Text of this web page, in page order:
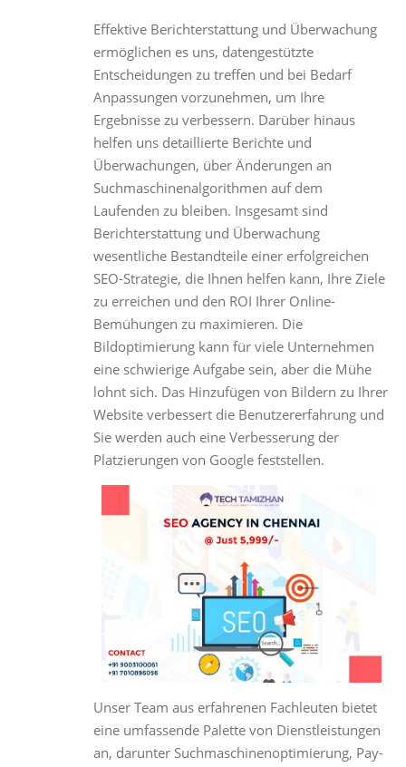
Effektive Berichterstattung und Überwachung
ermöglichen es uns, datengestützte
Entscheidungen zu treffen und bei Bedarf
Anpassungen vorzunehmen, um Ihre
Ergebnisse zu verbessern. Darüber hinaus
helfen uns detaillierte Berichte und
Überwachungen, über Änderungen an
Suchmaschinenalgorithmen auf dem
Laufenden zu bleiben. Insgesamt sind
Berichterstattung und Überwachung
wesentliche Bestandteile einer erfolgreichen
SEO-Strategie, die Ihnen helfen kann, Ihre Ziele
zu erreichen und den ROI Ihrer Online-
Bemühungen zu maximieren. Die
Bildoptimierung kann für viele Unternehmen
eine schwierige Aufgabe sein, aber die Mühe
lohnt sich. Das Hinzufügen von Bildern zu Ihrer
Website verbessert die Benutzererfahrung und
Sie werden auch eine Verbesserung der
Platzierungen von Google feststellen.
Unser Team aus erfahrenen Fachleuten bietet
eine umfassende Palette von Dienstleistungen
an, darunter Suchmaschinenoptimierung, Pay-